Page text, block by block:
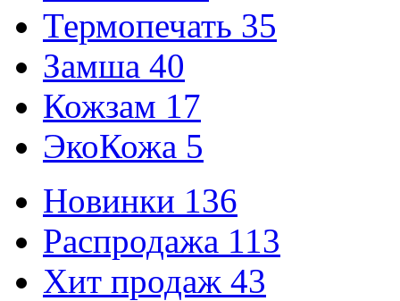
Термопечать 35
Замша 40
Кожзам 17
ЭкоКожа 5
Новинки 136
Распродажа 113
Хит продаж 43